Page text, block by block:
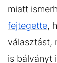
miatt
fejtegette,
választást,
is bálványt